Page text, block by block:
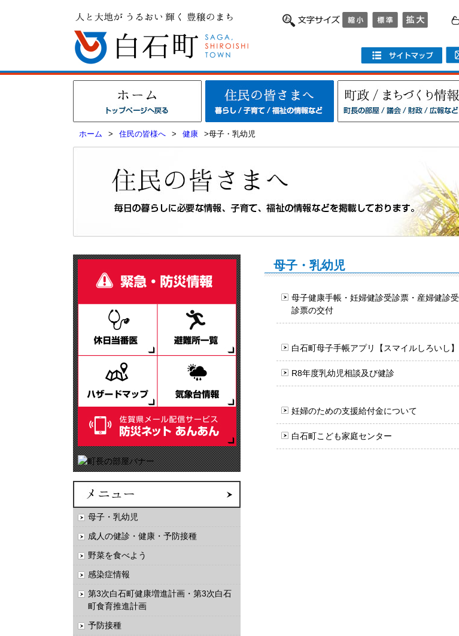
ホーム > 住民の皆様へ > 健康 >母子・乳幼児
母子・乳幼児
成人の健診・健康・予防接種
野菜を食べよう
感染症情報
第3次白石町健康増進計画・第3次白石
町食育推進計画
予防接種
母子・乳幼児
母子健康手帳・妊婦健診受診票・産婦健診受
診票の交付
白石町母子手帳アプリ【スマイルしろいし】
R8年度乳幼児相談及び健診
妊婦のための支援給付金について
白石町こども家庭センター